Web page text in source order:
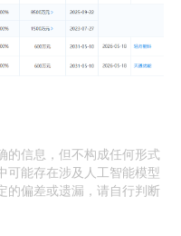
的信息，但不构成任何形式
可能存在涉及人工智能模型
的偏差或遗漏，请自行判断